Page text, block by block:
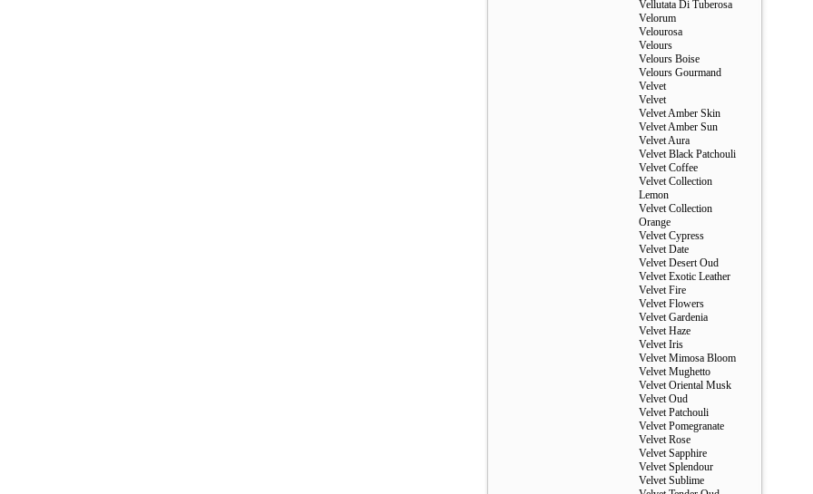
Vellutata Di Tuberosa
Velorum
Velourosa
Velours
Velours Boise
Velours Gourmand
Velvet
Velvet
Velvet Amber Skin
Velvet Amber Sun
Velvet Aura
Velvet Black Patchouli
Velvet Coffee
Velvet Collection
Lemon
Velvet Collection
Orange
Velvet Cypress
Velvet Date
Velvet Desert Oud
Velvet Exotic Leather
Velvet Fire
Velvet Flowers
Velvet Gardenia
Velvet Haze
Velvet Iris
Velvet Mimosa Bloom
Velvet Mughetto
Velvet Oriental Musk
Velvet Oud
Velvet Patchouli
Velvet Pomegranate
Velvet Rose
Velvet Sapphire
Velvet Splendour
Velvet Sublime